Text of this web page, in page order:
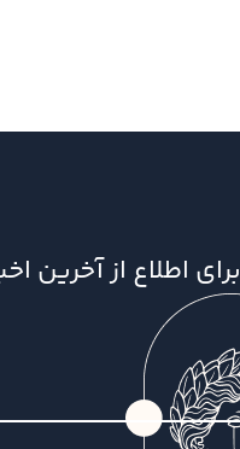
برای اطلاع از آخرین